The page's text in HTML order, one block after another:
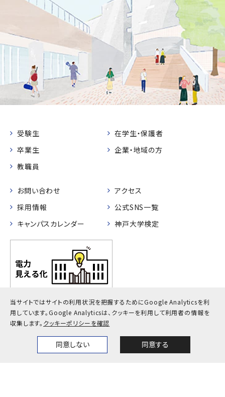
当サイトではサイトの利用状況を把握するためにGoogle Analyticsを利
用しています。Google Analyticsは、クッキーを利用して利用者の情報を
収集します。 クッキーポリシーを確認
同意しない 同意する
News Themes
受験生
在学生・保護者
卒業生
企業・地域の方
教職員
お問い合わせ
アクセス
採用情報
公式SNS一覧
キャンパスカレンダー
神戸大学検定
プライバシーポリシー サイトポリシー サイトマップ